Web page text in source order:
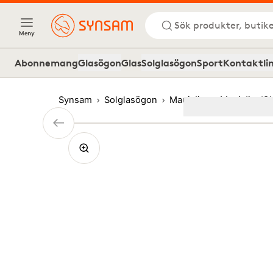
Meny
Sök produkter,
AbonnemangGlasögonGlasSolglasögonSport
Synsam Solglasögon Maui Jim Maui Jim